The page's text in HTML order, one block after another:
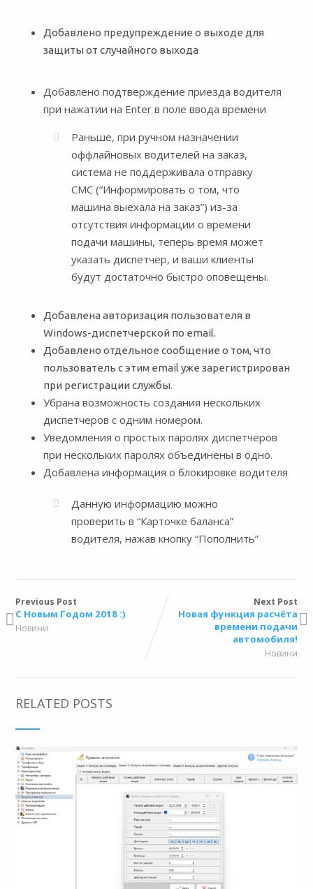
Добавлено предупреждение о выходе для
защиты от случайного выхода
Добавлено подтверждение приезда водителя
при нажатии на Enter в поле ввода времени
Раньше, при ручном назначении
оффлайновых водителей на заказ,
система не поддерживала отправку
СМС (“Информировать о том, что
машина выехала на заказ”) из-за
отсутствия информации о времени
подачи машины, теперь время может
указать диспетчер, и ваши клиенты
будут достаточно быстро оповещены.
Добавлена авторизация пользователя в
Windows-диспетчерской по email.
Добавлено отдельное сообщение о том, что
пользователь с этим email уже зарегистрирован
при регистрации службы.
Убрана возможность создания нескольких
диспетчеров с одним номером.
Уведомления о простых паролях диспетчеров
при нескольких паролях объединены в одно.
Добавлена информация о блокировке водителя
Данную информацию можно
проверить в “Карточке баланса”
водителя, нажав кнопку “Пополнить”
Previous Post
С Новым Годом 2018 :)
Новини
Next Post
Новая функция расчёта
времени подачи
автомобиля!
Новини
RELATED POSTS